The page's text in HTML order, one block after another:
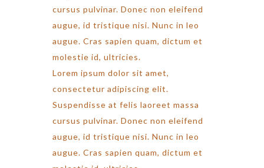
cursus pulvinar. Donec non eleifend
augue, id tristique nisi. Nunc in leo
augue. Cras sapien quam, dictum et
molestie id, ultricies.
Lorem ipsum dolor sit amet,
consectetur adipiscing elit.
Suspendisse at felis laoreet massa
cursus pulvinar. Donec non eleifend
augue, id tristique nisi. Nunc in leo
augue. Cras sapien quam, dictum et